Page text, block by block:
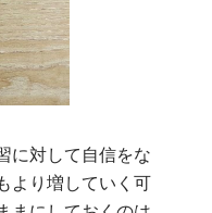
に対して自信をな
より増していく可